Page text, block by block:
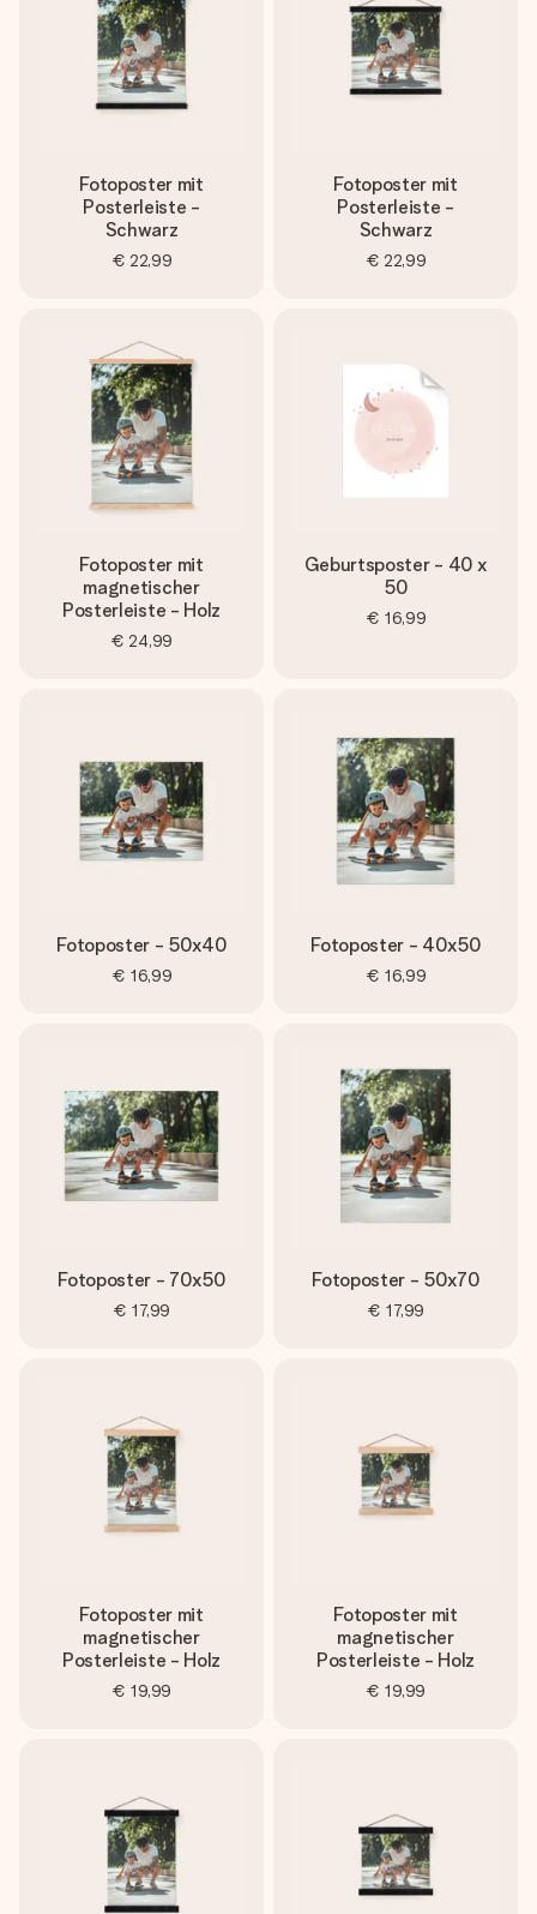
Fotoposter mit
Posterleiste -
Schwarz
€ 22,99
Fotoposter mit
Posterleiste -
Schwarz
€ 22,99
Fotoposter mit
magnetischer
Posterleiste - Holz
€ 24,99
Geburtsposter - 40 x
50
€ 16,99
Fotoposter - 50x40
€ 16,99
Fotoposter - 40x50
€ 16,99
Fotoposter - 70x50
€ 17,99
Fotoposter - 50x70
€ 17,99
Fotoposter mit
magnetischer
Posterleiste - Holz
€ 19,99
Fotoposter mit
magnetischer
Posterleiste - Holz
€ 19,99